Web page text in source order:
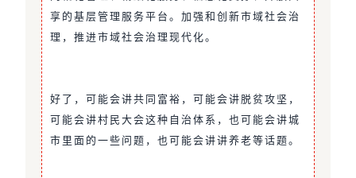
享的基层管理服务平台。加强和创新市域社会治
理，推进市域社会治理现代化。
好了，可能会讲共同富裕，可能会讲脱贫攻坚，
可能会讲村民大会这种自治体系，也可能会讲城
市里面的一些问题，也可能会讲讲养老等话题。